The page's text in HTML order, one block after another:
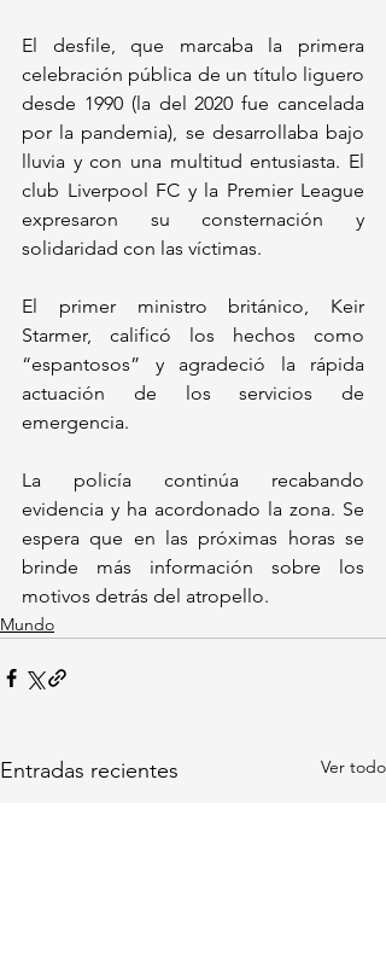
El desfile, que marcaba la primera
celebración pública de un título liguero
desde 1990 (la del 2020 fue cancelada
por la pandemia), se desarrollaba bajo
lluvia y con una multitud entusiasta. El
club Liverpool FC y la Premier League
expresaron su consternación y
solidaridad con las víctimas.
El primer ministro británico, Keir
Starmer, calificó los hechos como
“espantosos” y agradeció la rápida
actuación de los servicios de
emergencia.
La policía continúa recabando
evidencia y ha acordonado la zona. Se
espera que en las próximas horas se
brinde más información sobre los
motivos detrás del atropello.
Mundo
Entradas recientes Ver todo